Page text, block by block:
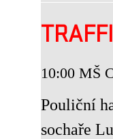
10:00 MŠ
Pouliční
sochaře